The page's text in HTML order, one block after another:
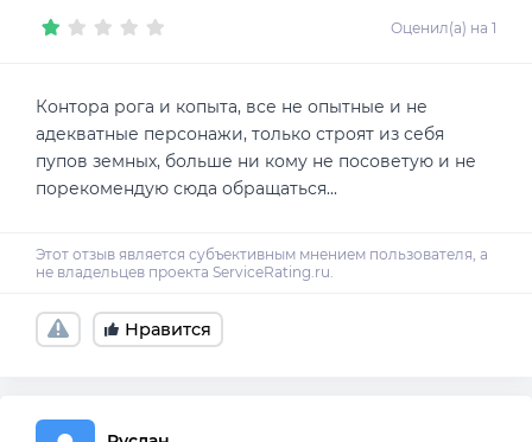
Оценил(а) на 1
Контора рога и копыта, все не опытные и не
адекватные персонажи, только строят из себя
пупов земных, больше ни кому не посоветую и не
Нравится